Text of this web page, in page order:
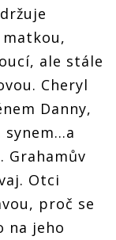
ale stále
Cheryl
Danny,
Grahamův
Otci
proč se
na jeho